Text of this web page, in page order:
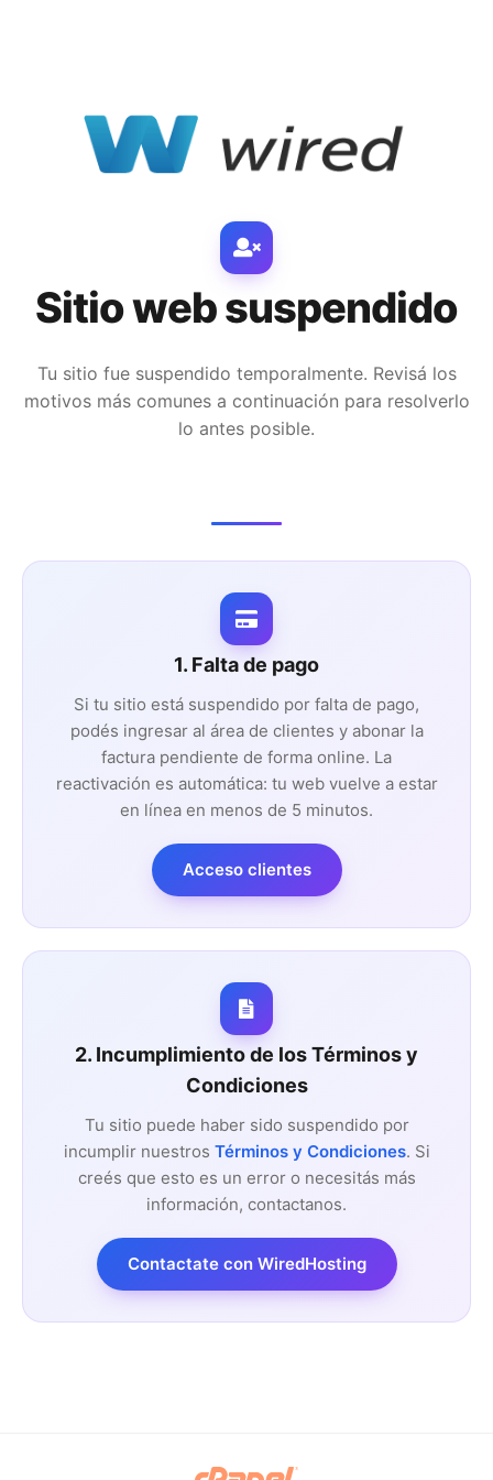
Sitio web suspendido
Tu sitio fue suspendido temporalmente. Revisá los
motivos más comunes a continuación para resolverlo
lo antes posible.
1. Falta de pago
Si tu sitio está suspendido por falta de pago,
podés ingresar al área de clientes y abonar la
factura pendiente de forma online. La
reactivación es automática: tu web vuelve a estar
en línea en menos de 5 minutos.
Acceso clientes
2. Incumplimiento de los Términos y
Condiciones
Tu sitio puede haber sido suspendido por
incumplir nuestros Términos y Condiciones. Si
creés que esto es un error o necesitás más
información, contactanos.
Contactate con WiredHosting